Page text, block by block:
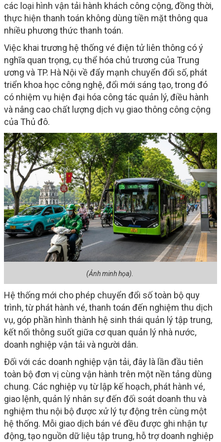
các loại hình vận tải hành khách công cộng, đồng thời,
thực hiện thanh toán không dùng tiền mặt thông qua
nhiều phương thức thanh toán.
Việc khai trương hệ thống vé điện tử liên thông có ý
nghĩa quan trọng, cụ thể hóa chủ trương của Trung
ương và TP. Hà Nội về đẩy mạnh chuyển đổi số, phát
triển khoa học công nghệ, đổi mới sáng tạo, trong đó
có nhiệm vụ hiện đại hóa công tác quản lý, điều hành
và nâng cao chất lượng dịch vụ giao thông công cộng
của Thủ đô.
(Ảnh minh họa).
Hệ thống mới cho phép chuyển đổi số toàn bộ quy
trình, từ phát hành vé, thanh toán đến nghiệm thu dịch
vụ, góp phần hình thành hệ sinh thái quản lý tập trung,
kết nối thông suốt giữa cơ quan quản lý nhà nước,
doanh nghiệp vận tải và người dân.
Đối với các doanh nghiệp vận tải, đây là lần đầu tiên
toàn bộ đơn vị cùng vận hành trên một nền tảng dùng
chung. Các nghiệp vụ từ lập kế hoạch, phát hành vé,
giao lệnh, quản lý nhân sự đến đối soát doanh thu và
nghiệm thu nội bộ được xử lý tự động trên cùng một
hệ thống. Mỗi giao dịch bán vé đều được ghi nhận tự
động, tạo nguồn dữ liệu tập trung, hỗ trợ doanh nghiệp